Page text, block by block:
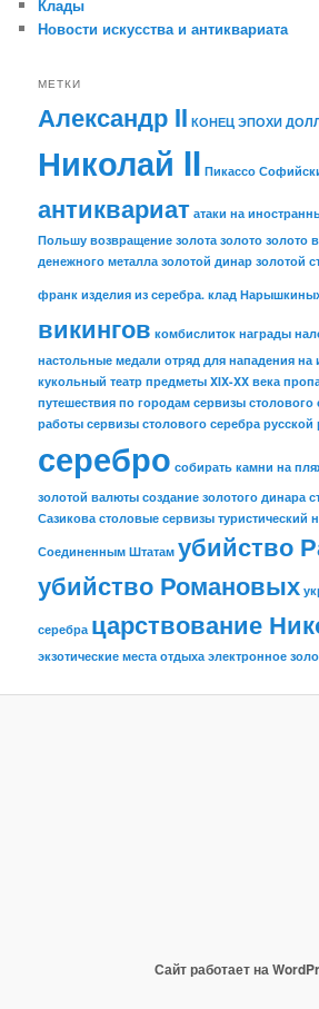
Клады
Новости искусства и антиквариата
МЕТКИ
Александр II КОНЕЦ ЭПОХИ
Николай II Пикассо
антиквариат атаки на
Польшу возвращение золота золото золото
денежного металла золотой динар золотой
франк изделия из серебра. клад
викингов комбислиток награды
настольные медали отряд для нападения на
кукольный театр предметы XIX-XX века
путешествия по городам сервизы
работы сервизы столового серебра русской
серебро собирать камни на
золотой валюты создание золотого динара
Сазикова столовые сервизы туристический
Соединенным Штатам убийство
убийство Романовых
серебра царствование
экзотические места отдыха электронное
Сайт работает на